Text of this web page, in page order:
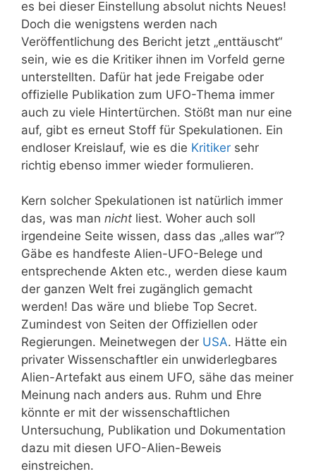
es bei dieser Einstellung absolut nichts Neues!
Doch die wenigstens werden nach
Veröffentlichung des Bericht jetzt „enttäuscht“
sein, wie es die Kritiker ihnen im Vorfeld gerne
unterstellten. Dafür hat jede Freigabe oder
offizielle Publikation zum UFO-Thema immer
auch zu viele Hintertürchen. Stößt man nur eine
auf, gibt es erneut Stoff für Spekulationen. Ein
endloser Kreislauf, wie es die Kritiker sehr
richtig ebenso immer wieder formulieren.
Kern solcher Spekulationen ist natürlich immer
das, was man nicht liest. Woher auch soll
irgendeine Seite wissen, dass das „alles war“?
Gäbe es handfeste Alien-UFO-Belege und
entsprechende Akten etc., werden diese kaum
der ganzen Welt frei zugänglich gemacht
werden! Das wäre und bliebe Top Secret.
Zumindest von Seiten der Offiziellen oder
Regierungen. Meinetwegen der USA. Hätte ein
privater Wissenschaftler ein unwiderlegbares
Alien-Artefakt aus einem UFO, sähe das meiner
Meinung nach anders aus. Ruhm und Ehre
könnte er mit der wissenschaftlichen
Untersuchung, Publikation und Dokumentation
dazu mit diesen UFO-Alien-Beweis
einstreichen.